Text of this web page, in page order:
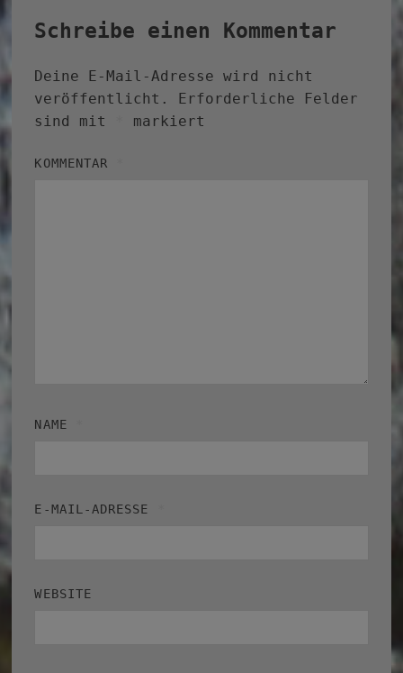
Schreibe einen Kommentar
Deine E-Mail-Adresse wird nicht
veröffentlicht.
Erforderliche Felder
sind mit
markiert
KOMMENTAR
NAME
E-MAIL-ADRESSE
WEBSITE